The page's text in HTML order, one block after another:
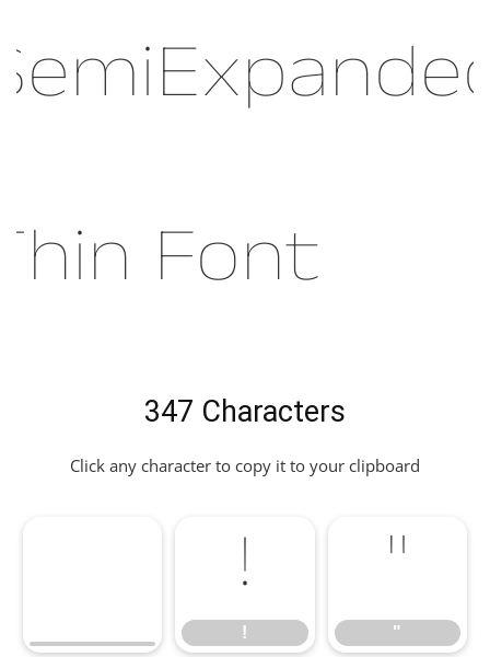
Font
347 Characters
Click any character to copy it to your clipboard
!
! "
"